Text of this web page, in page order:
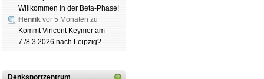
Willkommen in der Beta-Phase!
Henrik vor 5 Monaten zu
Kommt Vincent Keymer am
7./8.3.2026 nach Leipzig?
Denksportzentrum